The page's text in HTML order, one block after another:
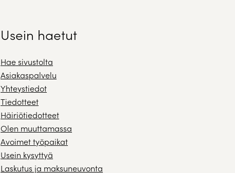
Usein haetut
Hae sivustolta
Asiakaspalvelu
Yhteystiedot
Tiedotteet
Häiriötiedotteet
Olen muuttamassa
Avoimet työpaikat
Usein kysyttyä
Laskutus ja maksuneuvonta